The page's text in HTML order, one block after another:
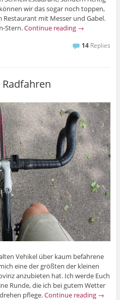
wir das sogar noch toppen,
mit Messer und Gabel.
Stern.Continue reading →
14 Replies
Vehikel über kaum befahrene
eine der größten der kleinen
anzubieten hat. Ich werde Euch
Runde, die ich bei gutem Wetter
pflege.Continue reading →